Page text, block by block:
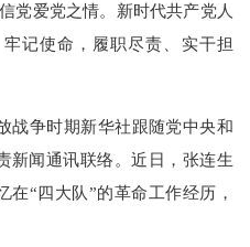
党爱党之情。新时代共产党人
记使命，履职尽责、实干担
战争时期新华社跟随党中央和
新闻通讯联络。近日，张连生
“四大队”的革命工作经历，